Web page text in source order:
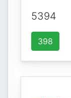
5394
398